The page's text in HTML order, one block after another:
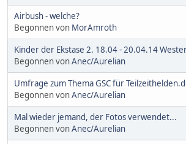
Airbush - welche?
Begonnen von MorAmroth
Kinder der Ekstase 2. 18.04 - 20.04.14
Begonnen vonAnec/Aurelian
Umfrage zum Thema GSC für
Begonnen vonAnec/Aurelian
Mal wieder jemand, der Fotos verwendet...
Begonnen vonAnec/Aurelian